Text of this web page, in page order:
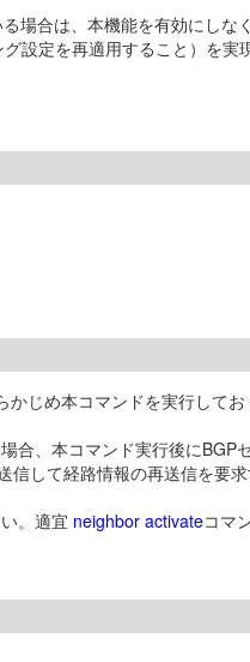
場合は、本機能を有効にし
設定を再適用すること）を
じめ本コマンドを実行してお
、本コマンド実行後に
して経路情報の再送信を要求
。適宜 neighbor activateコマ